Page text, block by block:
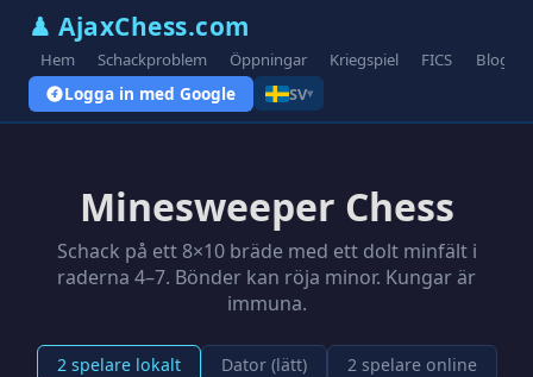
♟ AjaxChess.com
Hem Schackproblem Öppningar Kriegspiel FICS Blogg
Logga in med Google SV▾
Minesweeper Chess
Schack på ett 8×10 bräde med ett dolt minfält i
raderna 4–7. Bönder kan röja minor. Kungar är
immuna.
2 spelare lokalt Dator (lätt) 2 spelare online